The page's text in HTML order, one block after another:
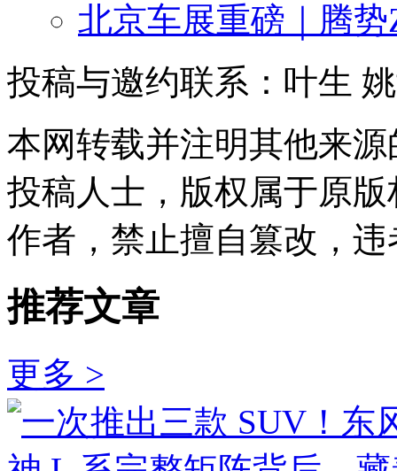
北京车展重磅｜腾
投稿与邀约联系：叶生
本网转载并注明其他来
投稿人士，版权属于原
作者，禁止擅自篡改，
推荐文章
更多 >